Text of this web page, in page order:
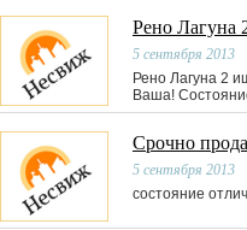
Рено Лагуна
5 сентября 2013
Рено Лагуна 2
Ваша!
Срочно
5 сентября 2013
состояние